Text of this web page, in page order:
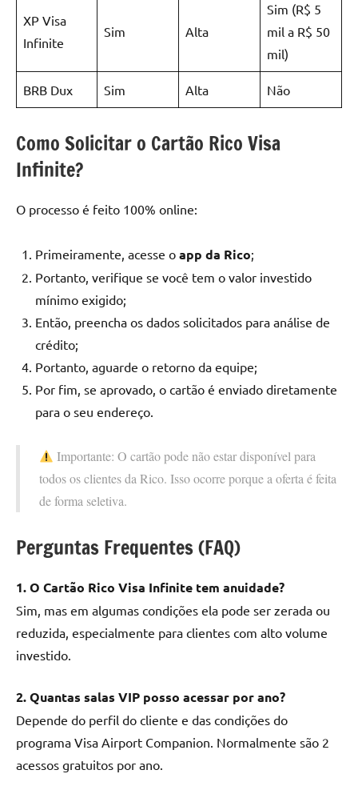
XP Visa
Infinite
Sim Alta
Sim (R$ 5
mil a R$ 50
mil)
BRB Dux Sim Alta Não
Como Solicitar o Cartão Rico Visa
Infinite?
O processo é feito 100% online:
Primeiramente, acesse o app da Rico;
Portanto, verifique se você tem o valor investido
mínimo exigido;
Então, preencha os dados solicitados para análise de
crédito;
Portanto, aguarde o retorno da equipe;
Por fim, se aprovado, o cartão é enviado diretamente
para o seu endereço.
Importante: O cartão pode não estar disponível para
todos os clientes da Rico. Isso ocorre porque a oferta é feita
de forma seletiva.
Perguntas Frequentes (FAQ)
1. O Cartão Rico Visa Infinite tem anuidade?
Sim, mas em algumas condições ela pode ser zerada ou
reduzida, especialmente para clientes com alto volume
investido.
2. Quantas salas VIP posso acessar por ano?
Depende do perfil do cliente e das condições do
programa Visa Airport Companion. Normalmente são 2
acessos gratuitos por ano.